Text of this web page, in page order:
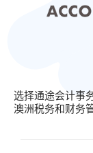
选择通途会计事
澳洲税务和财务